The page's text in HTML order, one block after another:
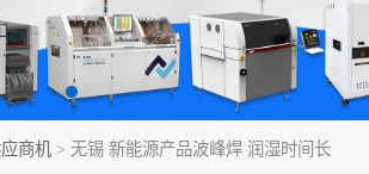
商机 > 无锡 新能源产品波峰焊 润湿时间长
动锡膏印 选择性波峰焊
VERSAFLOW-335
3/20e 波峰焊
2 自动光学检测TR7700QE